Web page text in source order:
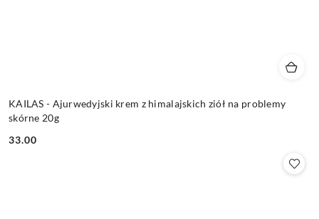
KAILAS - Ajurwedyjski krem z himalajskich ziół na problemy
skórne 20g
Cena:
33.00